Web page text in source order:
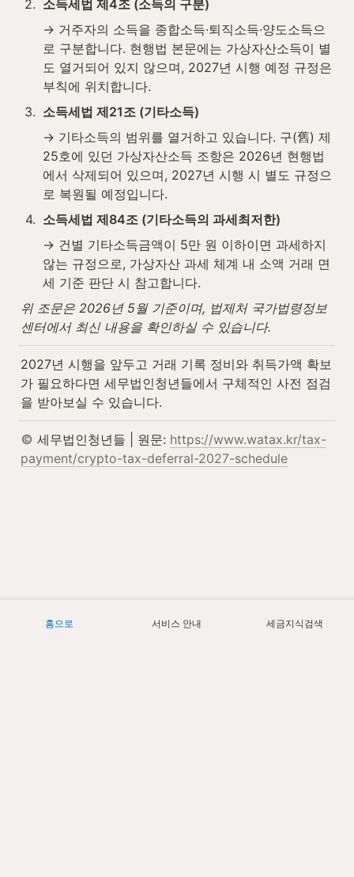
2. 소득세법 제4조 (소득의 구분)
→ 거주자의 소득을 종합소득·퇴직소득·양도소득으
로 구분합니다. 현행법 본문에는 가상자산소득이 별
도 열거되어 있지 않으며, 2027년 시행 예정 규정은
부칙에 위치합니다.
3. 소득세법 제21조 (기타소득)
→ 기타소득의 범위를 열거하고 있습니다. 구(舊) 제
25호에 있던 가상자산소득 조항은 2026년 현행법
에서 삭제되어 있으며, 2027년 시행 시 별도 규정으
로 복원될 예정입니다.
4. 소득세법 제84조 (기타소득의 과세최저한)
→ 건별 기타소득금액이 5만 원 이하이면 과세하지
않는 규정으로, 가상자산 과세 체계 내 소액 거래 면
세 기준 판단 시 참고합니다.
위 조문은 2026년 5월 기준이며, 법제처 국가법령정보
센터에서 최신 내용을 확인하실 수 있습니다.
2027년 시행을 앞두고 거래 기록 정비와 취득가액 확보
가 필요하다면 세무법인청년들에서 구체적인 사전 점검
을 받아보실 수 있습니다.
세무법인청년들 | 원문: https://www.watax.kr/tax-
payment/crypto-tax-deferral-2027-schedule
홈으로 서비스 안내 세금지식검색